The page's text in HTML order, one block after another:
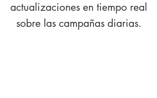
actualizaciones en tiempo real
sobre las campañas diarias.